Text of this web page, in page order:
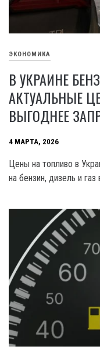
ЭКОНОМИКА
В УКРАИНЕ
АКТУАЛЬНЫЕ
ВЫГОДНЕЕ
4 МАРТА, 2026
Цены на топливо в
на бензин, дизель и